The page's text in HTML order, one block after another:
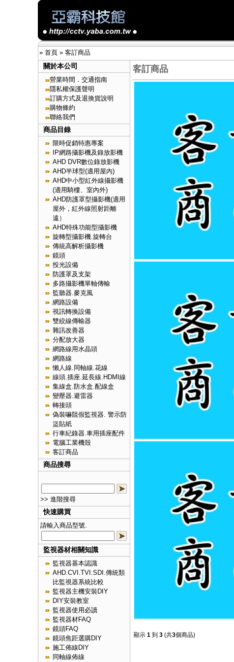
» 首頁» 客訂商品
關於本公司
營業時間．交通指南
隱私權保護聲明
訂購方式及退換貨說明
購物條約
聯絡我們
商品目錄
限時促銷特惠專案
IP網路攝影機及錄放影機
AHD DVR數位錄放影機
AHD半球型(適用屋內)
AHD中小型紅外線攝影機
(適用騎樓、室內外)
AHD防護罩型攝影機(適用
屋外，紅外線照射距離
遠）
AHD特殊功能型攝影機
旋轉型攝影機.旋轉台
傳統高解析攝影機
鏡頭
投光設備
防護罩及支架
多路攝影機單軸傳輸
監聽器.麥克風
網路設備
視訊轉換設備
雙絞線傳輸器
雜訊改善器
分配放大器
網路線用水晶頭
網路線
懶人線.同軸線.花線
線頭.插座.延長線.HDMI線
集線盒.防水盒.配線盒
變壓器.避雷器
轉接頭
偽裝嚇阻假監視器. 警示防
盜貼紙
行車紀錄器.車用插座配件
電腦工業機殼
客訂商品
商品搜尋
>> 進階搜尋
快速購買
請輸入商品型號.
監視器材相關知識
監視器基本認識
AHD.CVI.TVI.SDI.傳統類
比監視器系統比較
監視器主機安裝DIY
DIY安裝教室
監視器使用必讀
監視器材FAQ
鏡頭FAQ
鏡頭焦距選購DIY
施工佈線DIY
同軸線佈線
客訂商品
顯示 1到 3(共3個商品)